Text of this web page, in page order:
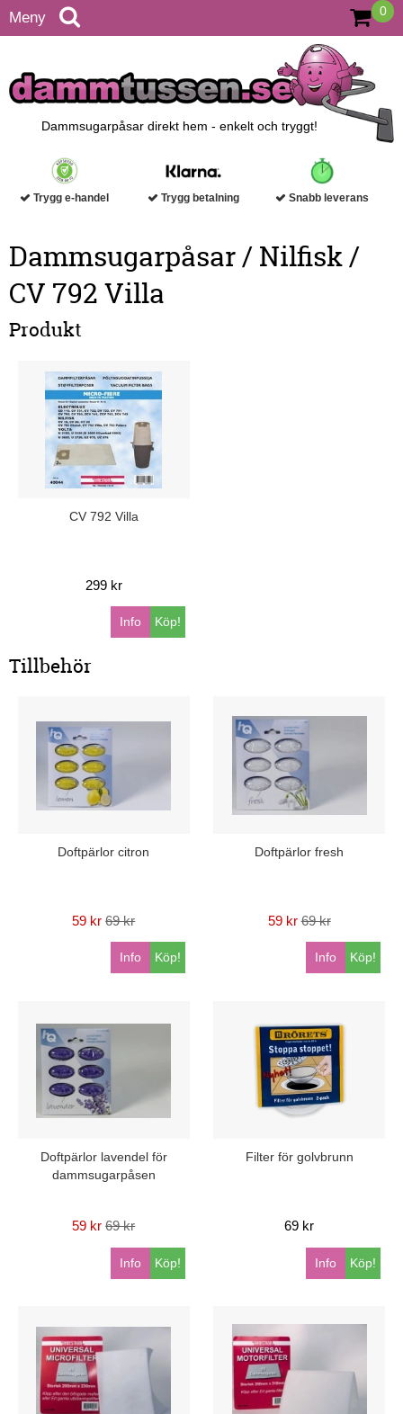
Meny 0
Dammsugarpåsar direkt hem - enkelt och tryggt!
Trygg e-handel Trygg betalning Snabb leverans
Dammsugarpåsar / Nilfisk /
CV 792 Villa
Produkt
CV 792 Villa
299 kr
Köp!
Info
Tillbehör
Doftpärlor citron
59 kr 69 kr
Köp!
Info
Doftpärlor fresh
59 kr 69 kr
Köp!
Info
Doftpärlor lavendel för
dammsugarpåsen
59 kr 69 kr
Köp!
Info
Filter för golvbrunn
69 kr
Köp!
Info